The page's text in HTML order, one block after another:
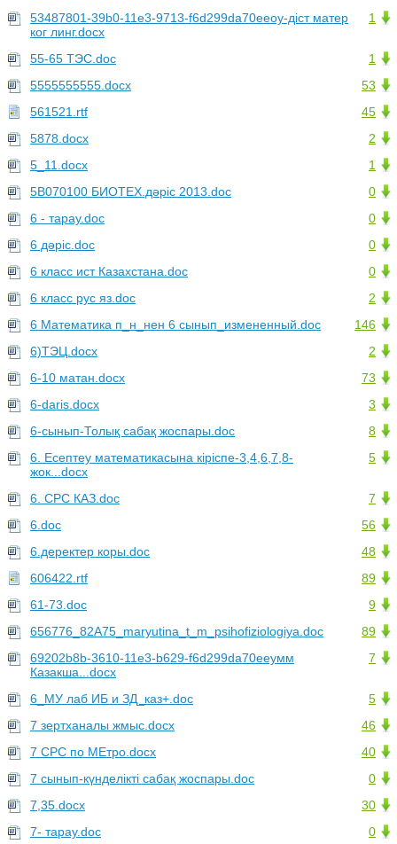
1
53487801-39b0-11e3-9713-f6d299da70eeоу-діст матер
ког линг.docx
1
55-65 ТЭС.doc
53
5555555555.docx
45
561521.rtf
2
5878.docx
1
5_11.docx
0
5В070100 БИОТЕХ.дәріс 2013.doc
0
6 - тарау.doc
0
6 дәріс.doc
0
6 класс ист Казахстана.doc
2
6 класс рус яз.doc
146
6 Математика п_н_нен 6 сынып_измененный.doc
2
6)ТЭЦ.docx
73
6-10 матан.docx
3
6-daris.docx
8
6-сынып-Толық сабақ жоспары.doc
5
6. Есептеу математикасына кіріспе-3,4,6,7,8-
жок...docx
7
6. СРС КАЗ.doc
56
6.doc
48
6.деректер коры.doc
89
606422.rtf
9
61-73.doc
89
656776_82A75_maryutina_t_m_psihofiziologiya.doc
7
69202b8b-3610-11e3-b629-f6d299da70eeумм
Казакша...docx
5
6_МУ лаб ИБ и ЗД_каз+.doc
46
7 зертханалы жмыс.docx
40
7 СРС по МЕтро.docx
0
7 сынып-күнделікті сабақ жоспары.doc
30
7,35.docx
0
7- тарау.doc